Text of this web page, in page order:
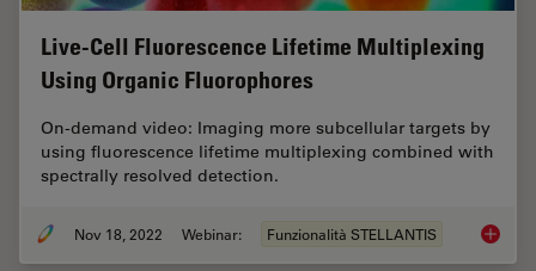
Live-Cell Fluorescence Lifetime Multiplexing
Using Organic Fluorophores
On-demand video: Imaging more subcellular targets by
using fluorescence lifetime multiplexing combined with
spectrally resolved detection.
Nov 18, 2022 Webinar: Funzionalità STELLANTIS Live-